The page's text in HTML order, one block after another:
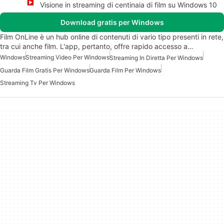
Visione in streaming di centinaia di film su Windows 10
Download gratis per Windows
Film OnLine è un hub online di contenuti di vario tipo presenti in rete,
tra cui anche film. L'app, pertanto, offre rapido accesso a…
WindowsStreaming Video Per WindowsStreaming In Diretta Per Windows
Guarda Film Gratis Per WindowsGuarda Film Per Windows
Streaming Tv Per Windows